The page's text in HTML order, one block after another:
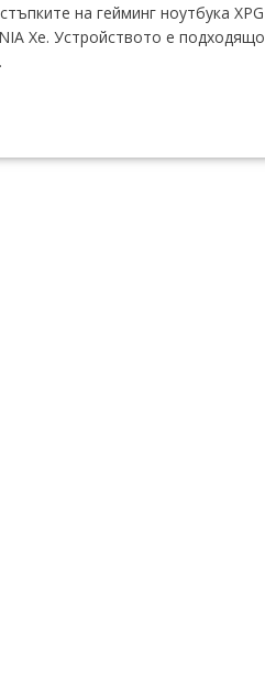
на гейминг ноутбука XPG
Xe. Устройството е подходящо